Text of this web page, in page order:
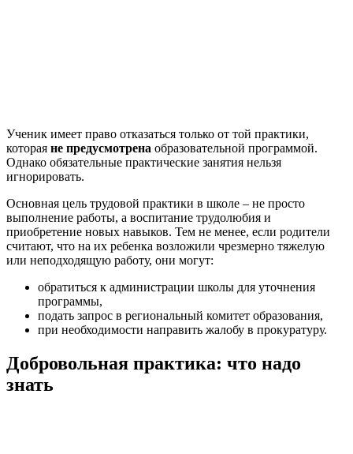
Ученик имеет право отказаться только от той практики,
которая не предусмотрена образовательной программой.
Однако обязательные практические занятия нельзя
игнорировать.
Основная цель трудовой практики в школе – не просто
выполнение работы, а воспитание трудолюбия и
приобретение новых навыков. Тем не менее, если родители
считают, что на их ребенка возложили чрезмерно тяжелую
или неподходящую работу, они могут:
обратиться к администрации школы для уточнения
программы,
подать запрос в региональный комитет образования,
при необходимости направить жалобу в прокуратуру.
Добровольная практика: что надо
знать